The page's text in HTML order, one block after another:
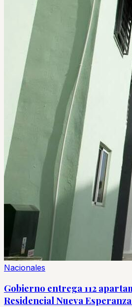
Nacionales
Gobierno entrega 112
Residencial Nueva